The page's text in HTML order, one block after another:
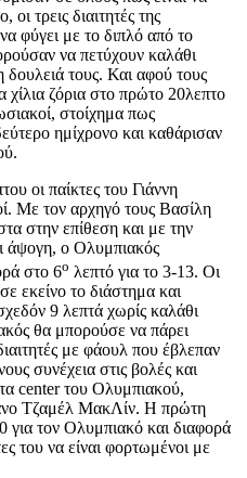
τρεις διαιτητές της
φύγει με το διπλό από το
να πετύχουν καλάθι
δουλειά τους. Και αφού τους
χίλια ζόρια στο πρώτο 20λεπτο
στοίχημα πως
ημίχρονο και καθάρισαν
οι παίκτες του Γιάννη
Με τον αρχηγό τους Βασίλη
στην επίθεση και με την
άψογη, ο Ολυμπιακός
στο 6ο λεπτό για το 3-13. Οι
εκείνο το διάστημα και
9 λεπτά χωρίς καλάθι
θα μπορούσε να πάρει
με φάουλ που έβλεπαν
συνέχεια στις βολές και
center του Ολυμπιακού,
Τζαμέλ ΜακΛίν. Η πρώτη
τον Ολυμπιακό και διαφορά
του να είναι φορτωμένοι με